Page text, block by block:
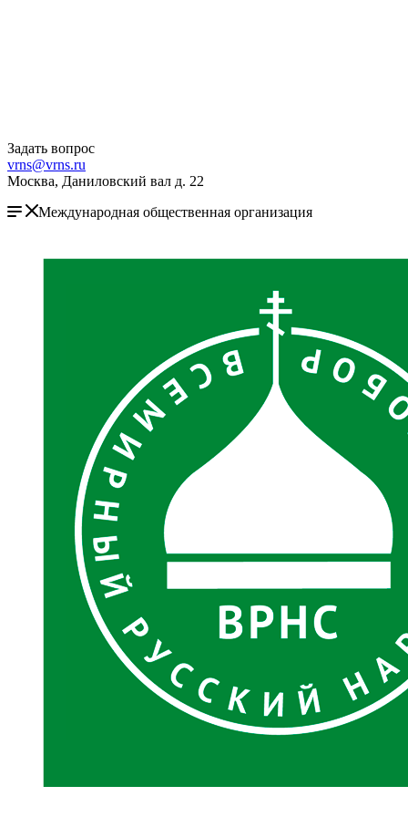
Задать вопрос
vrns@vrns.ru
Москва, Даниловский вал д. 22
Международная общественная организация